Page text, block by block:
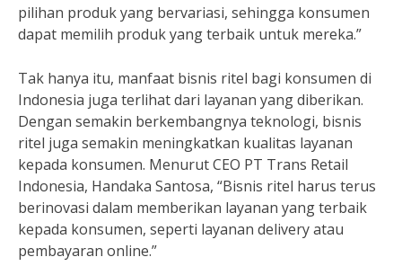
pilihan produk yang bervariasi, sehingga konsumen
dapat memilih produk yang terbaik untuk mereka.”
Tak hanya itu, manfaat bisnis ritel bagi konsumen di
Indonesia juga terlihat dari layanan yang diberikan.
Dengan semakin berkembangnya teknologi, bisnis
ritel juga semakin meningkatkan kualitas layanan
kepada konsumen. Menurut CEO PT Trans Retail
Indonesia, Handaka Santosa, “Bisnis ritel harus terus
berinovasi dalam memberikan layanan yang terbaik
kepada konsumen, seperti layanan delivery atau
pembayaran online.”